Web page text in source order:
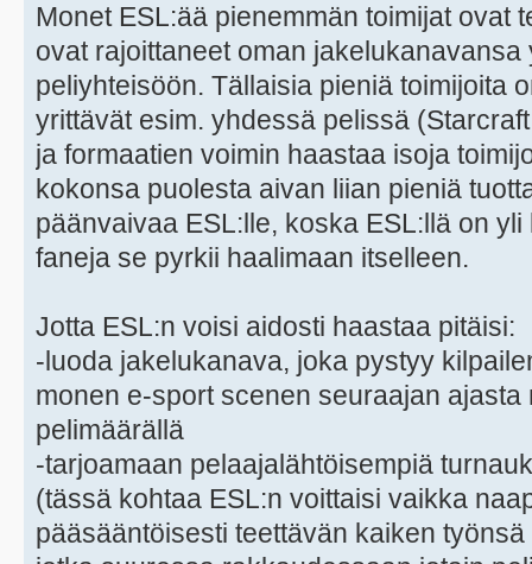
Monet ESL:ää pienemmän toimijat ovat
ovat rajoittaneet oman
peliyhteisöön. Tällaisia pieniä toimijoita
yrittävät esim. yhdessä pelissä
ja formaatien voimin haastaa isoja
kokonsa puolesta aivan liian pieniä
päänvaivaa ESL:lle, koska ESL:llä on
faneja se pyrkii haalimaan itselleen.
Jotta ESL:n voisi aidosti haastaa pitäisi:
-luoda jakelukanava, joka pystyy
monen e-sport scenen seuraajan
pelimäärällä
-tarjoamaan pelaajalähtöisempiä
(tässä kohtaa ESL:n voittaisi vaikka
pääsääntöisesti teettävän kaiken